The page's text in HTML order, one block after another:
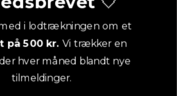
i lodtrækningen om et
på 500 kr. Vi trækker en
hver måned blandt nye
tilmeldinger.